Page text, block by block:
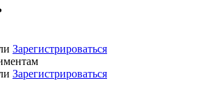
Зарегистрироваться
Зарегистрироваться